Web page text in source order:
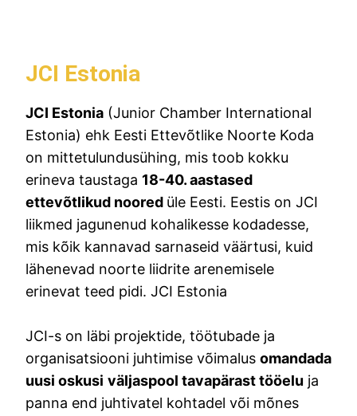
JCI Estonia
JCI Estonia (Junior Chamber International
Estonia) ehk Eesti Ettevõtlike Noorte Koda
on mittetulundusühing, mis toob kokku
erineva taustaga 18-40. aastased
ettevõtlikud noored üle Eesti. Eestis on JCI
liikmed jagunenud kohalikesse kodadesse,
mis kõik kannavad sarnaseid väärtusi, kuid
lähenevad noorte liidrite arenemisele
erinevat teed pidi. JCI Estonia
JCI-s on läbi projektide, töötubade ja
organisatsiooni juhtimise võimalus omandada
uusi oskusi väljaspool tavapärast tööelu ja
panna end juhtivatel kohtadel või mõnes